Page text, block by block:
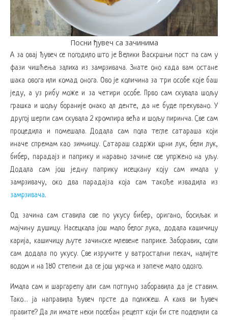
Посни ђувеч са зачинима
А за овај ђувеч се погодило што је Велики Васкршњи пост па сам у
фази чишћења залиха из замрзивача. Знате оно када вам остане
шака овога или комад онога. Ово је количина за три особе које баш
једу, а уз рибу може и за четири особе. Прво сам скувала шољу
грашка и шољу бораније онако ал денте, да не буде прекувано. У
другој шерпи сам скувала 2 кромпира већа и шољу пиринча. Све сам
процедила и помешала. Додала сам пола тегле сатараша који
иначе спремам као зимницу. Сатараш садржи црни лук, бели лук,
бибер, парадајз и паприку и наравно зачине све упржено на уљу.
Додала сам још једну паприку исецкану коју сам имала у
замрзивачу, око два парадајза која сам такође извадила из
замрзивача.
Од зачина сам ставила све по укусу бибер, оригано, босиљак и
мајчину душицу. Насецкала још мало белог лука, додала кашичицу
карија, кашичицу љуте зачинске млевене паприке. Заборавих, соли
сам додала по укусу. Све изручите у ватростални пекач, налијте
водом и на 180 степени да се још укрчка и запече мало одозго.
Имала сам и шаргарепу али сам потпуно заборавила да је ставим.
Тако… ја направила ђувеч прсте да полижеш. А какв ви ђувеч
правите? Да ли имате неки посебан рецепт који би сте поделили са